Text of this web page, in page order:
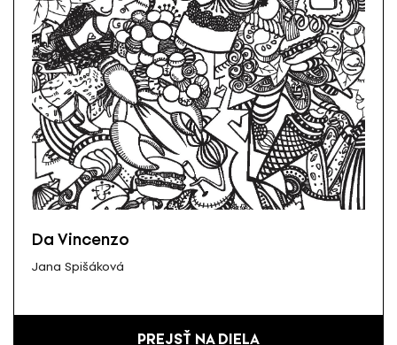
Da Vincenzo
Jana Spišáková
PREJSŤ NA DIELA